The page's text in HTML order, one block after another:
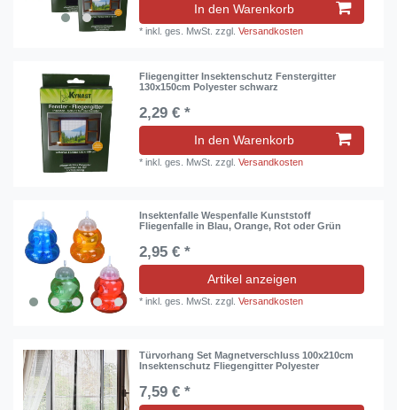
In den Warenkorb
*inkl. ges. MwSt. zzgl.Versandkosten
Fliegengitter Insektenschutz Fenstergitter
130x150cm Polyester schwarz
2,29 € *
In den Warenkorb
*inkl. ges. MwSt. zzgl.Versandkosten
Insektenfalle Wespenfalle Kunststoff
Fliegenfalle in Blau, Orange, Rot oder Grün
2,95 € *
Artikel anzeigen
*inkl. ges. MwSt. zzgl.Versandkosten
Türvorhang Set Magnetverschluss 100x210cm
Insektenschutz Fliegengitter Polyester
7,59 € *